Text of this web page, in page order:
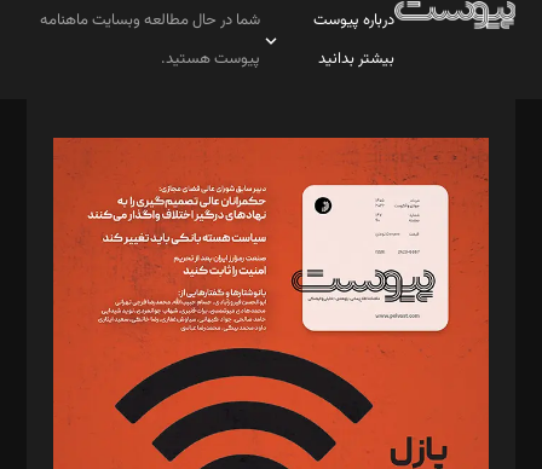
درباره پیوست
بیشتر بدانید
شما در حال مطالعه وبسایت ماهنامه
پیوست هستید.
مدیر مسئول: محمدباقر اثنی‌عشری
سردبیر: مهرک محمودی
دبیر تحریریه: میثم قاسمی
د‌بیر ناداستان: سمانه سمیع
د‌بیر خدمت و تجارت: ابوالفضل رجبی
د‌بیر حقوق فناوری: حسام‌الدین ایپکچی
د‌بیر پیوست جهان: مینا پاکدل
د‌بیر تحریریه آنلاین: بابک نقاش
تحریریه‌: مجتبی محمود‌ی، آرش برهمند، یسنا امان‌پور، سروش کرمیان،
مصطفی مسجدی آرانی، ابوالفضل رجبی، زهرا فکرانه، فائزه فتحی